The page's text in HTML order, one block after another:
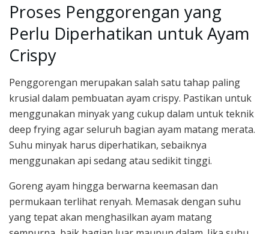
Proses Penggorengan yang
Perlu Diperhatikan untuk Ayam
Crispy
Penggorengan merupakan salah satu tahap paling
krusial dalam pembuatan ayam crispy. Pastikan untuk
menggunakan minyak yang cukup dalam untuk teknik
deep frying agar seluruh bagian ayam matang merata.
Suhu minyak harus diperhatikan, sebaiknya
menggunakan api sedang atau sedikit tinggi.
Goreng ayam hingga berwarna keemasan dan
permukaan terlihat renyah. Memasak dengan suhu
yang tepat akan menghasilkan ayam matang